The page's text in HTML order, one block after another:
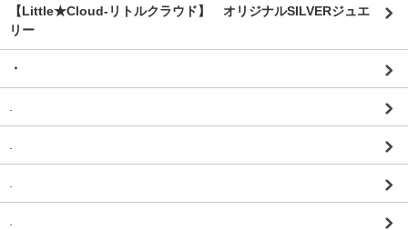
【Little★Cloud-リトルクラウド】 オリジナルSILVERジュエ
リー
・
.
.
.
.